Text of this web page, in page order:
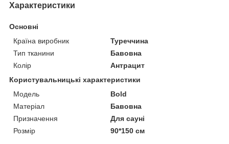
Характеристики
Основні
Країна виробник
Туреччина
Тип тканини
Бавовна
Колір
Антрацит
Користувальницькі характеристики
Мoдель
Bold
Матеріал
Бавовна
Призначення
Для сауні
Розмір
90*150 см